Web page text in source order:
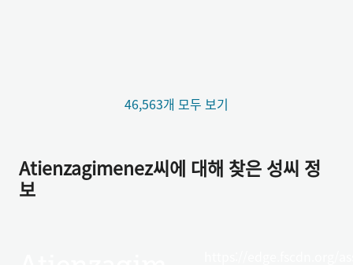
46,563개 모두 보기
Atienzagimenez씨에 대해 찾은 성씨 정
보